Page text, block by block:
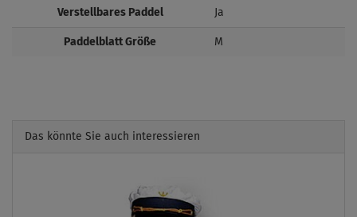
Verstellbares Paddel Ja
Paddelblatt Größe M
Das könnte Sie auch interessieren